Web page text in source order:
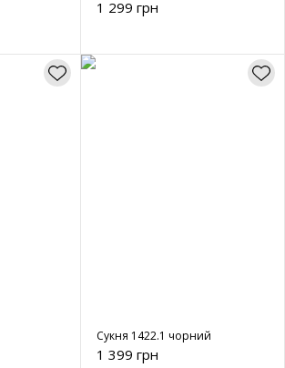
1 299 грн
Сукня 1422.1 чорний
1 399 грн